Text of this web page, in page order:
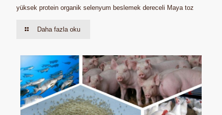
yüksek protein organik selenyum beslemek dereceli Maya toz
Daha fazla oku